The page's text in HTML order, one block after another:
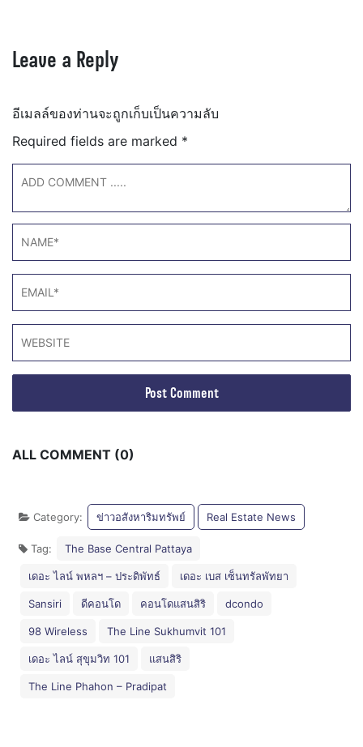
Leave a Reply
อีเมลล์ของท่านจะถูกเก็บเป็นความลับ
Required fields are marked *
ALL COMMENT (0)
Category: ข่าวอสังหาริมทรัพย์ Real Estate News
Tag: The Base Central Pattaya
เดอะ ไลน์ พหลฯ – ประดิพัทธ์ เดอะ เบส เซ็นทรัลพัทยา
Sansiri ดีคอนโด คอนโดแสนสิริ dcondo
98 Wireless The Line Sukhumvit 101
เดอะ ไลน์ สุขุมวิท 101 แสนสิริ
The Line Phahon – Pradipat